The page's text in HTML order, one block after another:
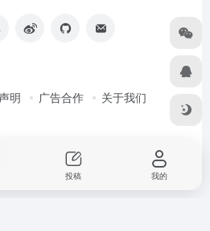
明 广告合作 关于我们
投稿 我的